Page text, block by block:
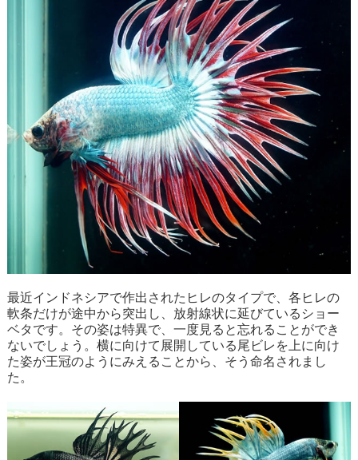
最近インドネシアで作出されたヒレのタイプで、各ヒレの
軟条だけが途中から突出し、放射線状に延びているショー
ベタです。その姿は特異で、一度見ると忘れることができ
ないでしょう。横に向けて展開している尾ビレを上に向け
た姿が王冠のようにみえることから、そう命名されまし
た。